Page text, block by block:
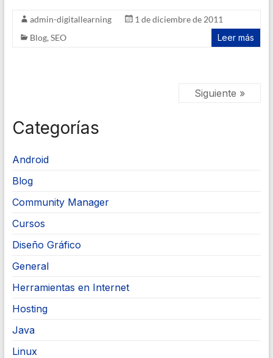
admin-digitallearning
1 de diciembre de 2011
Blog, SEO Leer más
Siguiente »
Categorías
Android
Blog
Community Manager
Cursos
Diseño Gráfico
General
Herramientas en Internet
Hosting
Java
Linux